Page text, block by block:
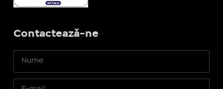
Contactează-ne